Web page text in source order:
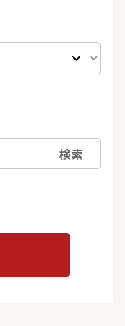
検索